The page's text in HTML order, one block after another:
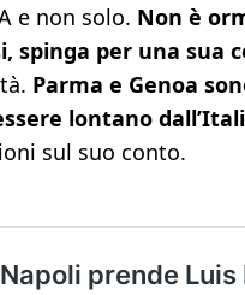
e non solo. Non è
spinga per una sua
Parma e Genoa
lontano
sul suo conto.